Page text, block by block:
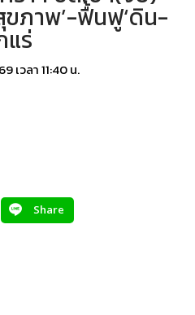
ขภาพ’-ฟื้นฟู‘ดิน-
แร่
เวลา 11:40 น.
Share